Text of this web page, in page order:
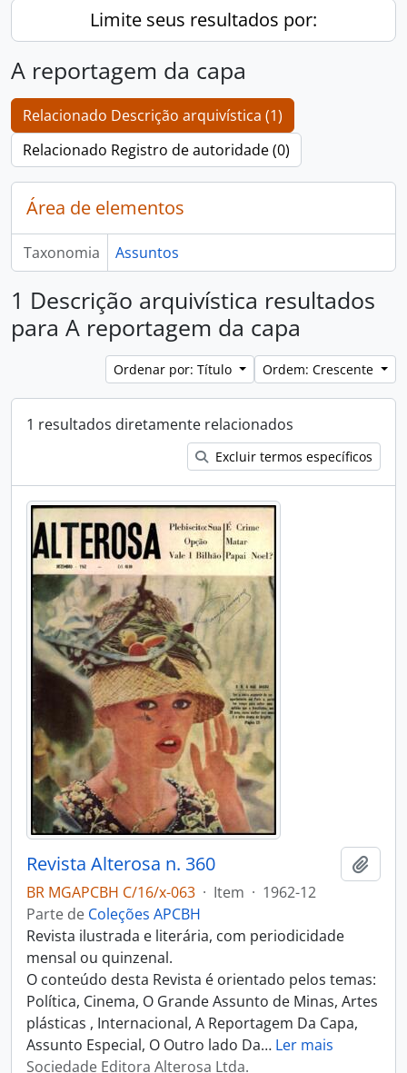
Limite seus resultados por:
A reportagem da capa
Relacionado Descrição arquivística (1)
Relacionado Registro de autoridade (0)
Área de elementos
Taxonomia Assuntos
1 Descrição arquivística resultados
para A reportagem da capa
Ordenar por: Título Ordem: Crescente
1 resultados diretamente relacionados
Excluir termos específicos
Revista Alterosa n. 360
BR MGAPCBH C/16/x-063 · Item · 1962-12
Parte de Coleções APCBH
Revista ilustrada e literária, com periodicidade
mensal ou quinzenal.
O conteúdo desta Revista é orientado pelos temas:
Política, Cinema, O Grande Assunto de Minas, Artes
plásticas , Internacional, A Reportagem Da Capa,
Assunto Especial, O Outro lado Da… Ler mais
Sociedade Editora Alterosa Ltda.